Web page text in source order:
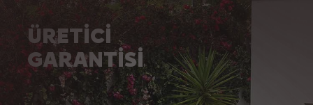
ÜRETİCİ
GARANTİSİ